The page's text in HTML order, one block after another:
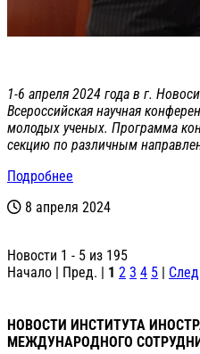
1-6 апреля 2024 года в г.
Всероссийская научная
молодых ученых. Программа
секцию по различным
Подробнее
8 апреля 2024
Новости 1 - 5 из 195
Начало | Пред. | 1 2 3 4 5 |
НОВОСТИ ИНСТИТУТА
МЕЖДУНАРОДНОГО